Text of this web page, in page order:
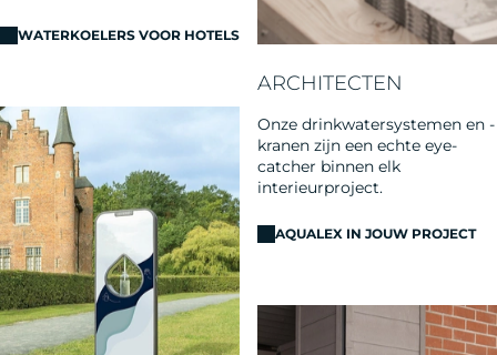
WATERKOELERS VOOR HOTELS
ARCHITECTEN
Onze drinkwatersystemen en -
kranen zijn een echte eye-
catcher binnen elk
interieurproject.
AQUALEX IN JOUW PROJECT